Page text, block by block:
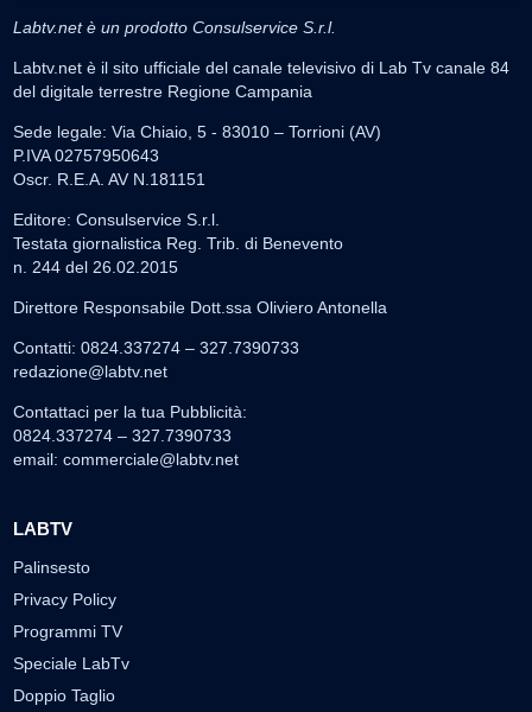
Labtv.net è un prodotto Consulservice S.r.l.
Labtv.net è il sito ufficiale del canale televisivo di Lab Tv canale 84
del digitale terrestre Regione Campania
Sede legale: Via Chiaio, 5 - 83010 – Torrioni (AV)
P.IVA 02757950643
Oscr. R.E.A. AV N.181151
Editore: Consulservice S.r.l.
Testata giornalistica Reg. Trib. di Benevento
n. 244 del 26.02.2015
Direttore Responsabile Dott.ssa Oliviero Antonella
Contatti: 0824.337274 – 327.7390733
redazione@labtv.net
Contattaci per la tua Pubblicità:
0824.337274 – 327.7390733
email: commerciale@labtv.net
LABTV
Palinsesto
Privacy Policy
Programmi TV
Speciale LabTv
Doppio Taglio